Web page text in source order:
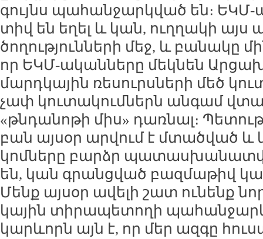
գույնս պա­հան­ջարկ­ված են։
տիվ են ե­ղել և կան, ուղ­ղա­կի
ծո­ղու­թյուն­նե­րի մեջ, և բա­նա­կը
որ ԵԿՄ-ա­կան­նե­րը մեկ­նեն
մարդ­կա­յին ռե­սուրս­նե­րի մեծ
չափ կու­տա­կում­ներն ան­գամ
«թն­դա­նո­թի միս» դառ­նալ։
բան այ­սօր ար­վում է մտած­ված
կոմ­նե­րը բարձր
են, կան գրանց­ված բազ­մա­թիվ
Մենք այ­սօր ա­վե­լի շատ ու­նենք
կա­յին տի­րա­պե­տո­ղի
կարևորն այն է, որ մեր ազ­գը